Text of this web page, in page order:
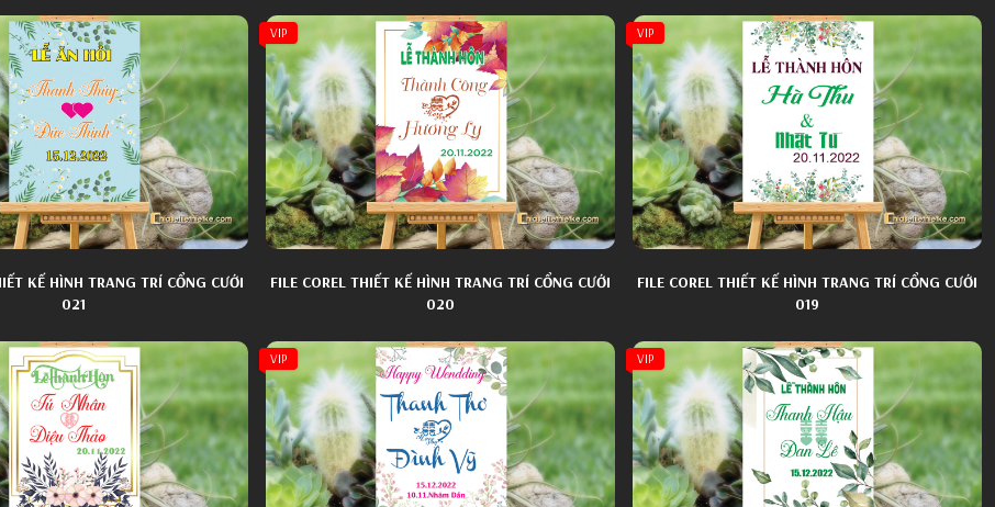
KẾ HÌNH TRANG TRÍ CỔNG CƯỚI
021
VIP
FILE COREL THIẾT KẾ HÌNH TRANG TRÍ CỔNG CƯỚI
020
VIP
FILE COREL THIẾT KẾ HÌNH TRANG TRÍ CỔNG CƯỚI
019
VIP VIP